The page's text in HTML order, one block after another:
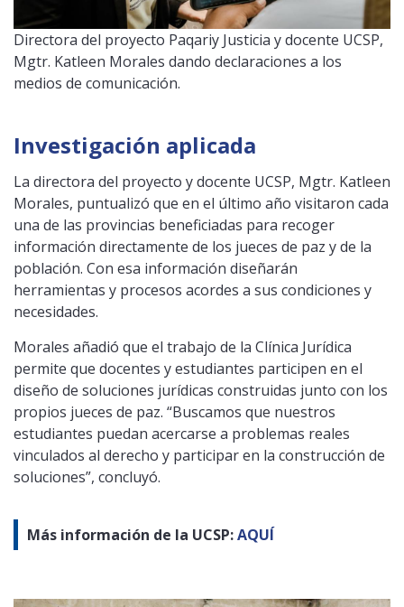
Directora del proyecto Paqariy Justicia y docente UCSP,
Mgtr. Katleen Morales dando declaraciones a los
medios de comunicación.
Investigación aplicada
La directora del proyecto y docente UCSP, Mgtr. Katleen
Morales, puntualizó que en el último año visitaron cada
una de las provincias beneficiadas para recoger
información directamente de los jueces de paz y de la
población. Con esa información diseñarán
herramientas y procesos acordes a sus condiciones y
necesidades.
Morales añadió que el trabajo de la Clínica Jurídica
permite que docentes y estudiantes participen en el
diseño de soluciones jurídicas construidas junto con los
propios jueces de paz. “Buscamos que nuestros
estudiantes puedan acercarse a problemas reales
vinculados al derecho y participar en la construcción de
soluciones”, concluyó.
Más información de la UCSP:AQUÍ